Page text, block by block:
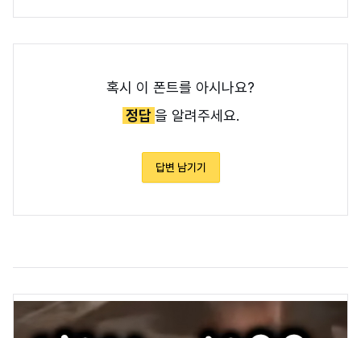
혹시 이 폰트를 아시나요?
정답을 알려주세요.
답변 남기기